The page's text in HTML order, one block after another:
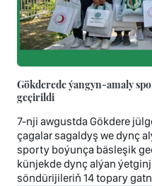
Gökderede ýangyn-amaly
geçirildi
7-nji awgustda Gökdere
çagalar sagaldyş we dynç
sporty boýunça bäsleşik
künjekde dynç alýan
söndürijileriň 14 topary